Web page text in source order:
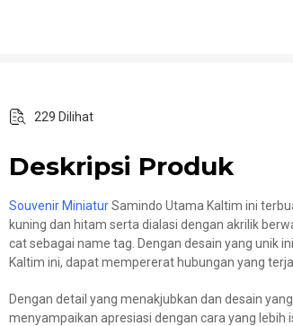
229 Dilihat
Deskripsi Produk
Souvenir MiniaturSamindo Utama Kaltim ini
kuning dan hitam serta dialasi dengan akrilik
cat sebagai name tag. Dengan desain yang unik
Kaltim ini, dapat mempererat hubungan yang
Dengan detail yang menakjubkan dan desain
menyampaikan apresiasi dengan cara yang